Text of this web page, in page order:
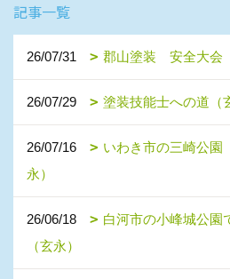
記事一覧
26/07/31 郡山塗装 安全大会
26/07/29 塗装技能士への道（
26/07/16
いわき市の三崎公
永）
26/06/18
白河市の小峰城公園
（玄永）